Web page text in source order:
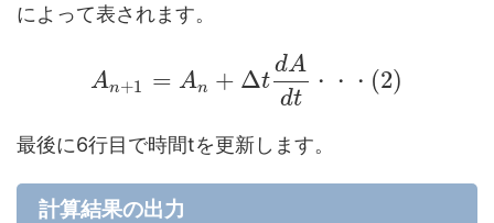
によって表されます。
An+1 = An + Δt
dA
dt
・ ・ ・ (2)
最後に6行目で時間tを更新します。
計算結果の出力